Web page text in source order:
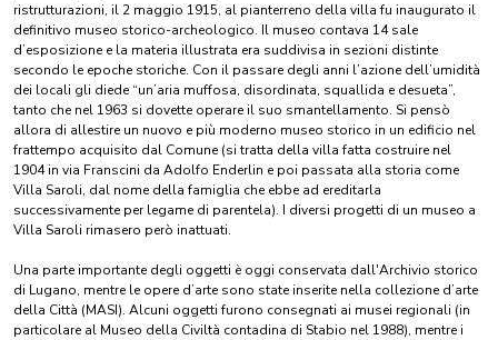
ristrutturazioni, il 2 maggio 1915, al pianterreno della villa fu inaugurato il
definitivo museo storico-archeologico. Il museo contava 14 sale
d’esposizione e la materia illustrata era suddivisa in sezioni distinte
secondo le epoche storiche. Con il passare degli anni l’azione dell’umidità
dei locali gli diede “un’aria muffosa, disordinata, squallida e desueta”,
tanto che nel 1963 si dovette operare il suo smantellamento. Si pensò
allora di allestire un nuovo e più moderno museo storico in un edificio nel
frattempo acquisito dal Comune (si tratta della villa fatta costruire nel
1904 in via Franscini da Adolfo Enderlin e poi passata alla storia come
Villa Saroli, dal nome della famiglia che ebbe ad ereditarla
successivamente per legame di parentela). I diversi progetti di un museo a
Villa Saroli rimasero però inattuati.
Una parte importante degli oggetti è oggi conservata dall'Archivio storico
di Lugano, mentre le opere d’arte sono state inserite nella collezione d’arte
della Città (MASI). Alcuni oggetti furono consegnati ai musei regionali (in
particolare al Museo della Civiltà contadina di Stabio nel 1988), mentre i